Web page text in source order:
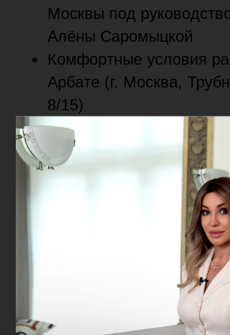
Москвы под
Алёны Саромыцкой
Комфортные условия
Арбате (г. Москва,
8/15)
Трудоустройство в
РФ,
График работы: 2/2
Стабильная заработная
своевременная выплата